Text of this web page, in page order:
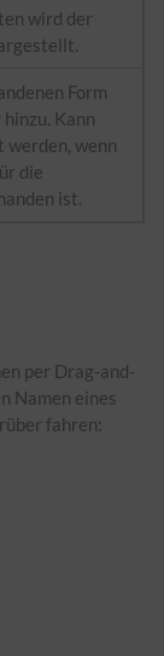
wird der
Form
Kann
wenn
die
ist.
per Drag-and-
Namen eines
fahren: